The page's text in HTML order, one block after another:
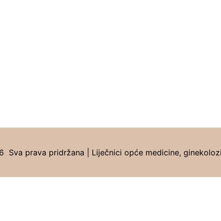
Sva prava pridržana | Liječnici opće medicine,